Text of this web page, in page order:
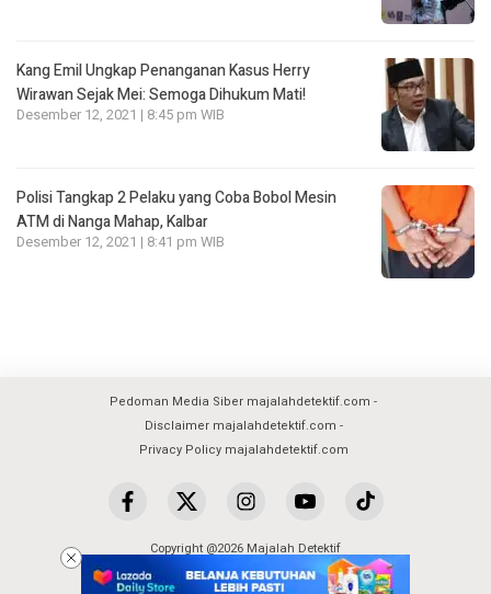
Kang Emil Ungkap Penanganan Kasus Herry
Wirawan Sejak Mei: Semoga Dihukum Mati!
Desember 12, 2021 | 8:45 pm WIB
Polisi Tangkap 2 Pelaku yang Coba Bobol Mesin
ATM di Nanga Mahap, Kalbar
Desember 12, 2021 | 8:41 pm WIB
Pedoman Media Siber majalahdetektif.com
Disclaimer majalahdetektif.com
Privacy Policy majalahdetektif.com
Copyright @2026 Majalah Detektif
All Rights Reserved